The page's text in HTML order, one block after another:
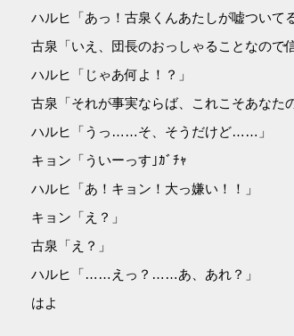
ハルヒ「あっ！古泉くんあたしが嘘ついて
古泉「いえ、団長のおっしゃることなの
ハルヒ「じゃあ何よ！？」
古泉「それが事実ならば、これこそあなた
ハルヒ「うっ……そ、そうだけど……」
キョン「ういーっす｣ｶﾞﾁｬ
ハルヒ「あ！キョン！大っ嫌い！！」
キョン「え？」
古泉「え？」
ハルヒ「……えっ？……あ、あれ？」
はよ